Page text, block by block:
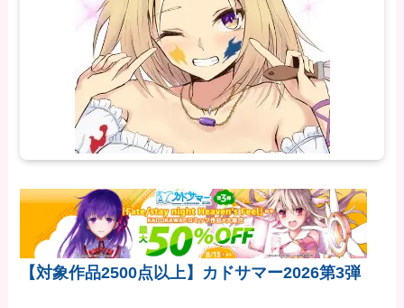
【対象作品2500点以上】カドサマー2026第3弾